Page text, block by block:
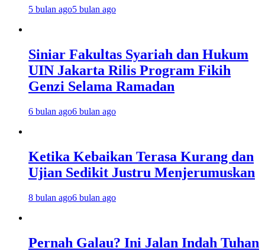
5 bulan ago5 bulan ago
Siniar Fakultas Syariah dan Hukum
UIN Jakarta Rilis Program Fikih
Genzi Selama Ramadan
6 bulan ago6 bulan ago
Ketika Kebaikan Terasa Kurang dan
Ujian Sedikit Justru Menjerumuskan
8 bulan ago6 bulan ago
Pernah Galau? Ini Jalan Indah Tuhan